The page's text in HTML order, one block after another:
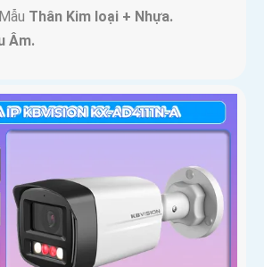
Thân Kim loại + Nhựa.
Âm.